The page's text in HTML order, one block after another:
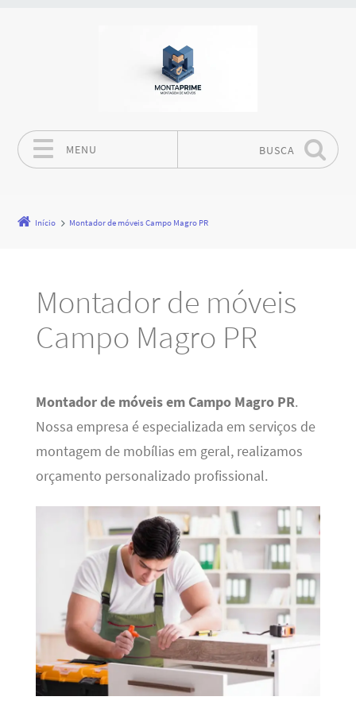
MENU BUSCA
Início Montador de móveis Campo Magro PR
Montador de móveis
Campo Magro PR
Montador de móveis em Campo Magro PR.
Nossa empresa é especializada em serviços de
montagem de mobílias em geral, realizamos
orçamento personalizado profissional.